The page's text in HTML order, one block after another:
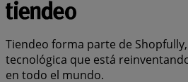
Tiendeo forma parte de
tecnológica que está
en todo el mundo.